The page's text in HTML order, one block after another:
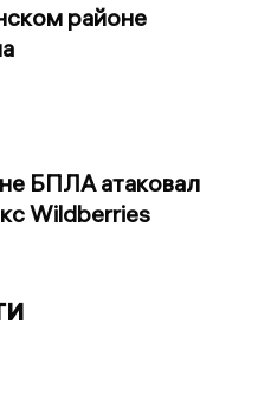
районе
БПЛА атаковал
Wildberries